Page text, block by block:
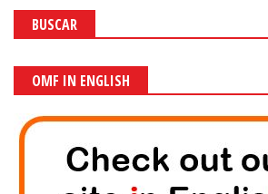
BUSCAR
OMF IN ENGLISH